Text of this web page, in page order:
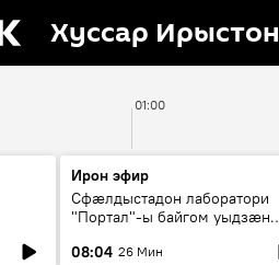
Хуссар Ирыстон
01:00
Ирон эфир
Сфæлдыстадон лаборатори
"Портал"-ы байгом уыдзæн
Æхсары куыстыты равдыст
08:04 26 Мин